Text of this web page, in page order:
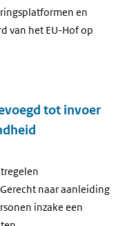
en
van het EU-Hof op
tot invoer
naar aanleiding
inzake een